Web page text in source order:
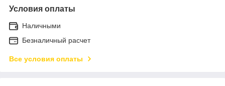
Условия оплаты
Наличными
Безналичный расчет
Все условия оплаты